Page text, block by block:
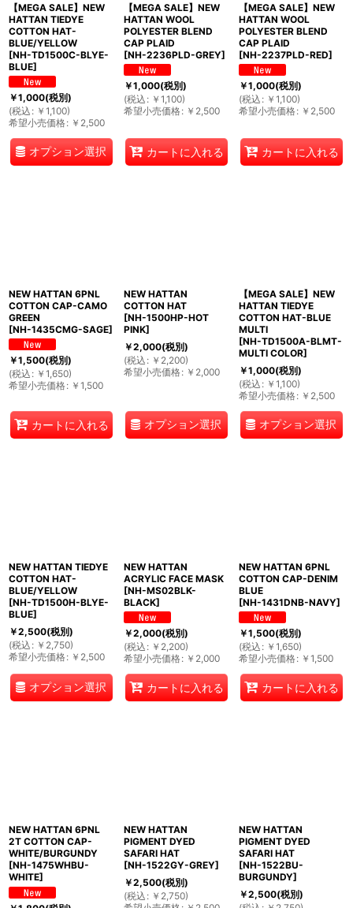
【MEGA SALE】NEW
HATTAN TIEDYE
COTTON HAT-
BLUE/YELLOW
[NH-TD1500C-BLYE-
BLUE]
￥1,000(税別)
(税込 : ￥ 1,100)
希望小売価格: ￥ 2,500
オプション選択
【MEGA SALE】NEW
HATTAN WOOL
POLYESTER BLEND
CAP PLAID
[NH-2236PLD-GREY]
￥1,000(税別)
(税込 : ￥ 1,100)
希望小売価格: ￥ 2,500
カートに入れる
【MEGA SALE】NEW
HATTAN WOOL
POLYESTER BLEND
CAP PLAID
[NH-2237PLD-RED]
￥1,000(税別)
(税込 : ￥ 1,100)
希望小売価格: ￥ 2,500
カートに入れる
NEW HATTAN 6PNL
COTTON CAP-CAMO
GREEN
[NH-1435CMG-SAGE]
￥1,500(税別)
(税込 : ￥ 1,650)
希望小売価格: ￥ 1,500
カートに入れる
NEW HATTAN
COTTON HAT
[NH-1500HP-HOT
PINK]
￥2,000(税別)
(税込 : ￥ 2,200)
希望小売価格: ￥ 2,000
オプション選択
【MEGA SALE】NEW
HATTAN TIEDYE
COTTON HAT-BLUE
MULTI
[NH-TD1500A-BLMT-
MULTI COLOR]
￥1,000(税別)
(税込 : ￥ 1,100)
希望小売価格: ￥ 2,500
オプション選択
NEW HATTAN TIEDYE
COTTON HAT-
BLUE/YELLOW
[NH-TD1500H-BLYE-
BLUE]
￥2,500(税別)
(税込 : ￥ 2,750)
希望小売価格: ￥ 2,500
オプション選択
NEW HATTAN
ACRYLIC FACE MASK
[NH-MS02BLK-
BLACK]
￥2,000(税別)
(税込 : ￥ 2,200)
希望小売価格: ￥ 2,000
カートに入れる
NEW HATTAN 6PNL
COTTON CAP-DENIM
BLUE
[NH-1431DNB-NAVY]
￥1,500(税別)
(税込 : ￥ 1,650)
希望小売価格: ￥ 1,500
カートに入れる
NEW HATTAN 6PNL
2T COTTON CAP-
WHITE/BURGUNDY
[NH-1475WHBU-
WHITE]
NEW HATTAN
PIGMENT DYED
SAFARI HAT
[NH-1522GY-GREY]
￥2,500(税別)
(税込 : ￥ 2,750)
NEW HATTAN
PIGMENT DYED
SAFARI HAT
[NH-1522BU-
BURGUNDY]
￥2,500(税別)